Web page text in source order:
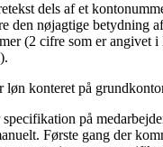
dels af et
den nøjagtige betydning
(2 cifre som er angivet i
løn konteret på
på
Første gang der